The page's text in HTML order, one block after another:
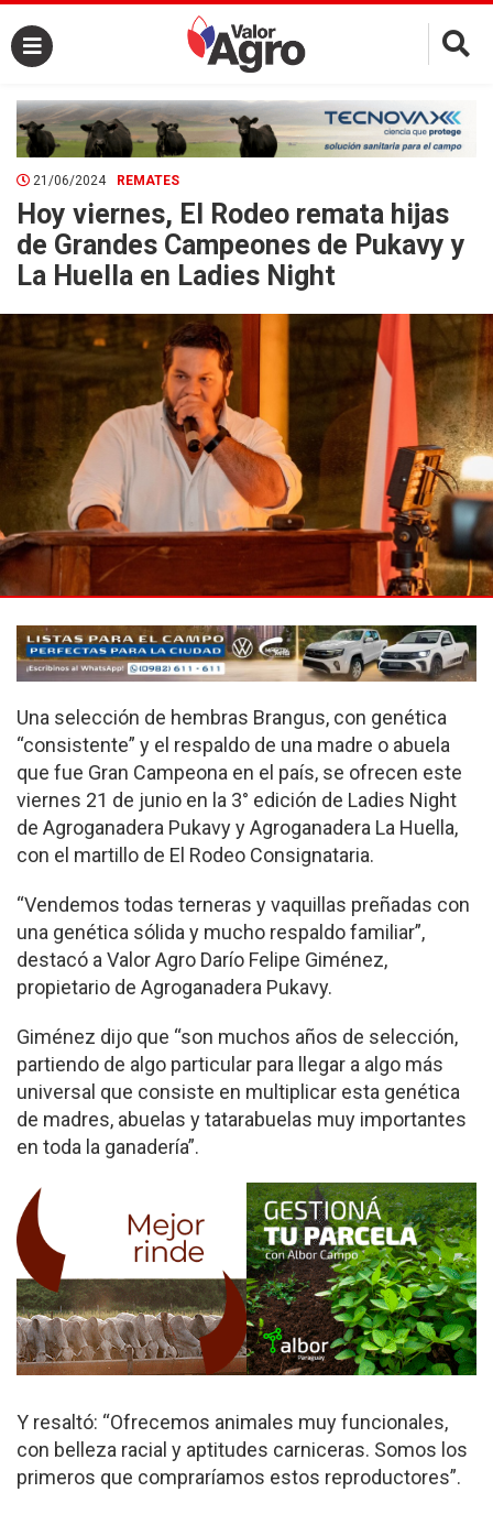
×
21/06/2024 REMATES
Hoy viernes, El Rodeo remata hijas
de Grandes Campeones de Pukavy y
La Huella en Ladies Night
Una selección de hembras Brangus, con genética
“consistente” y el respaldo de una madre o abuela
que fue Gran Campeona en el país, se ofrecen este
viernes 21 de junio en la 3° edición de Ladies Night
de Agroganadera Pukavy y Agroganadera La Huella,
con el martillo de El Rodeo Consignataria.
“Vendemos todas terneras y vaquillas preñadas con
una genética sólida y mucho respaldo familiar”,
destacó a Valor Agro Darío Felipe Giménez,
propietario de Agroganadera Pukavy.
Giménez dijo que “son muchos años de selección,
partiendo de algo particular para llegar a algo más
universal que consiste en multiplicar esta genética
de madres, abuelas y tatarabuelas muy importantes
en toda la ganadería”.
Y resaltó: “Ofrecemos animales muy funcionales,
con belleza racial y aptitudes carniceras. Somos los
primeros que compraríamos estos reproductores”.